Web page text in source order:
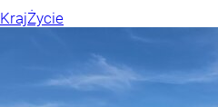
KrajŻycie